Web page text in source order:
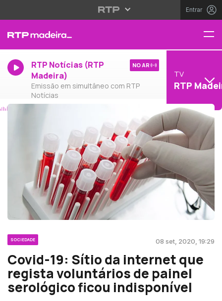
Entrar
RTP Notícias (RTP
Madeira)
Emissão em simultâneo com RTP
Notícias
NO AR
TV
RTP
SOCIEDADE 08 set, 2020, 19:29
Covid-19: Sítio da internet que
regista voluntários de painel
serológico ficou indisponível